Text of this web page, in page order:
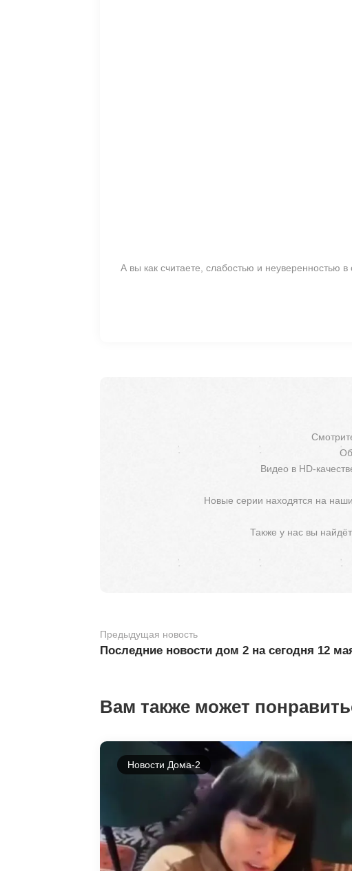
А вы как считаете, слабостью и неуверенностью
Видео в HD-
Новые серии находятся на
Также у нас вы
Предыдущая новость
Последние новости дом 2 на сегодня 12
Вам также может
Новости Дома-2